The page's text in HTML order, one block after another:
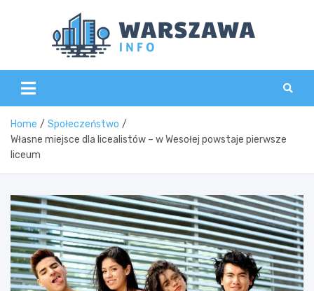
Home
Społeczeństwo
Własne miejsce dla licealistów – w Wesołej powstaje pierwsze
liceum